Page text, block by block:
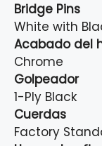
Bridge Pins
White with
Acabado del
Chrome
Golpeador
1-Ply Black
Cuerdas
Factory